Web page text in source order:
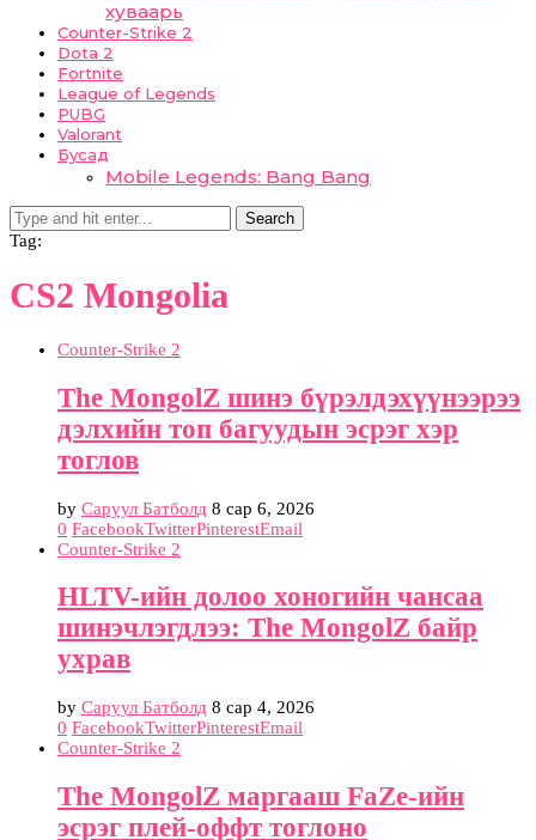
хуваарь
Counter-Strike 2
Dota 2
Fortnite
League of Legends
PUBG
Valorant
Бусад
Mobile Legends: Bang Bang
Search
Tag:
CS2 Mongolia
Counter-Strike 2
The MongolZ шинэ бүрэлдэхүүнээрээ
дэлхийн топ багуудын эсрэг хэр
тоглов
by Саруул Батболд 8 сар 6, 2026
0 FacebookTwitterPinterestEmail
Counter-Strike 2
HLTV-ийн долоо хоногийн чансаа
шинэчлэгдлээ: The MongolZ байр
ухрав
by Саруул Батболд 8 сар 4, 2026
0 FacebookTwitterPinterestEmail
Counter-Strike 2
The MongolZ маргааш FaZe-ийн
эсрэг плей-оффт тоглоно